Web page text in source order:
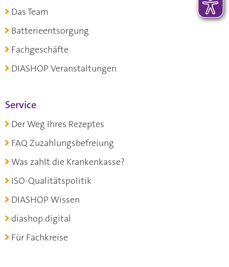
Das Team
Batterieentsorgung
Fachgeschäfte
DIASHOP Veranstaltungen
Service
Der Weg Ihres Rezeptes
FAQ Zuzahlungsbefreiung
Was zahlt die Krankenkasse?
ISO-Qualitätspolitik
DIASHOP Wissen
diashop.digital
Für Fachkreise